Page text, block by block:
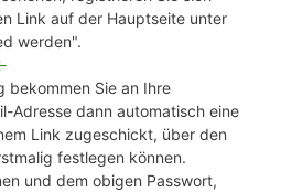
Link auf der Hauptseite unter
werden".
bekommen Sie an Ihre
Adresse dann automatisch eine
Link zugeschickt, über den
festlegen können.
und dem obigen Passwort,